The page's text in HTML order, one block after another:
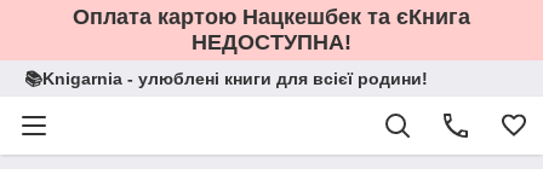
Оплата картою Нацкешбек та єКнига
НЕДОСТУПНА!
📚Knigarnia - улюблені книги для всієї родини!